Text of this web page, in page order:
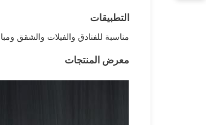
التطبيقات
مناسبة للفنادق والفيلات والشقق
معرض المنتجات